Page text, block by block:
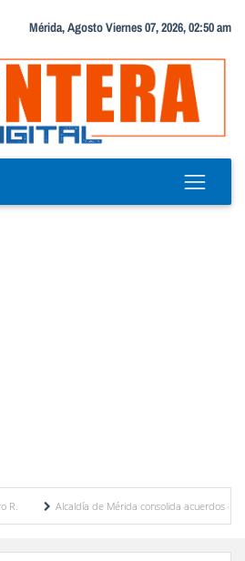
Mérida, Agosto Viernes 07, 2026, 02:50 am
Alcaldía de Mérida consolida acuerdos con